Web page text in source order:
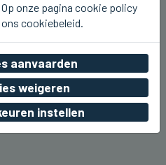
vrijdag naar
Kruis-
onze pagina cookie policy
cookiebeleid.
aanvaarden
weigeren
instellen